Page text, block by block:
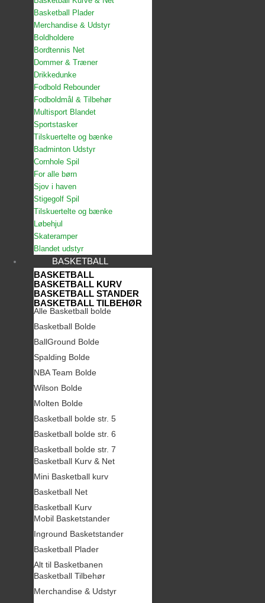
Basketball Plader
Merchandise & Udstyr
Boldholdere
Bordtennis Net
Dommer & Træner
Drikkedunke
Fodbold Rebounder
Fodboldmål & Tilbehør
Multisport Blandet
Sportstasker
Tilskuertelte og bænke
Badminton Udstyr
Cornhole Spil
For alle børn
Sjov i haven
Stigegolf Spil
Tilskuertelte og bænke
Løbehjul
Skateramper
Blandet udstyr
BASKETBALL
BASKETBALL
BASKETBALL KURV
BASKETBALL STANDER
BASKETBALL TILBEHØR
Alle Basketball bolde
Basketball Bolde
BallGround Bolde
Spalding Bolde
NBA Team Bolde
Wilson Bolde
Molten Bolde
Basketball bolde str. 5
Basketball bolde str. 6
Basketball bolde str. 7
Basketball Kurv & Net
Mini Basketball kurv
Basketball Net
Basketball Kurv
Mobil Basketstander
Inground Basketstander
Basketball Plader
Alt til Basketbanen
Basketball Tilbehør
Merchandise & Udstyr